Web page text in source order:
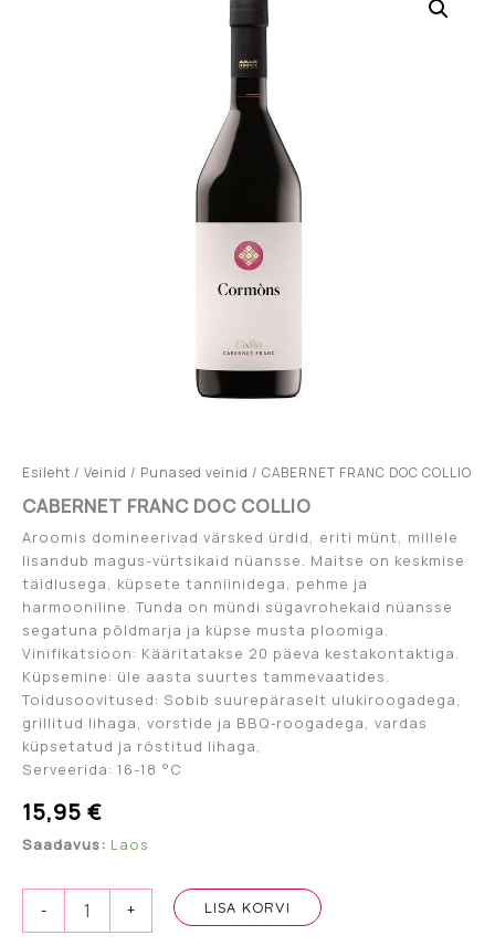
Esileht / Veinid / Punased veinid / CABERNET FRANC DOC COLLIO
CABERNET FRANC DOC COLLIO
Aroomis domineerivad värsked ürdid, eriti münt, millele
lisandub magus-vürtsikaid nüansse. Maitse on keskmise
täidlusega, küpsete tanniinidega, pehme ja
harmooniline. Tunda on mündi sügavrohekaid nüansse
segatuna põldmarja ja küpse musta ploomiga.
Vinifikatsioon: Kääritatakse 20 päeva kestakontaktiga.
Küpsemine: üle aasta suurtes tammevaatides.
Toidusoovitused: Sobib suurepäraselt ulukiroogadega,
grillitud lihaga, vorstide ja BBQ‑roogadega, vardas
küpsetatud ja röstitud lihaga,
Serveerida: 16-18 °C
15,95 €
Saadavus: Laos
- + LISA KORVI